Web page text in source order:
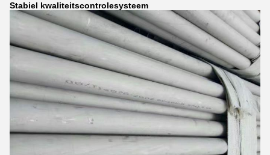
Stabiel kwaliteitscontrolesysteem